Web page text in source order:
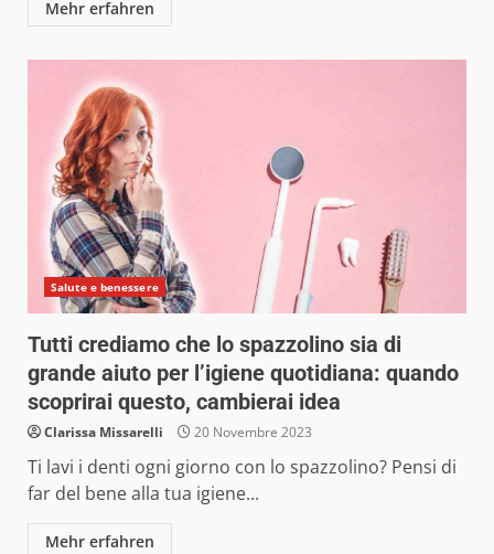
Mehr erfahren
Salute e benessere
Tutti crediamo che lo spazzolino sia di
grande aiuto per l’igiene quotidiana: quando
scoprirai questo, cambierai idea
Clarissa Missarelli 20 Novembre 2023
Ti lavi i denti ogni giorno con lo spazzolino? Pensi di
far del bene alla tua igiene...
Mehr erfahren